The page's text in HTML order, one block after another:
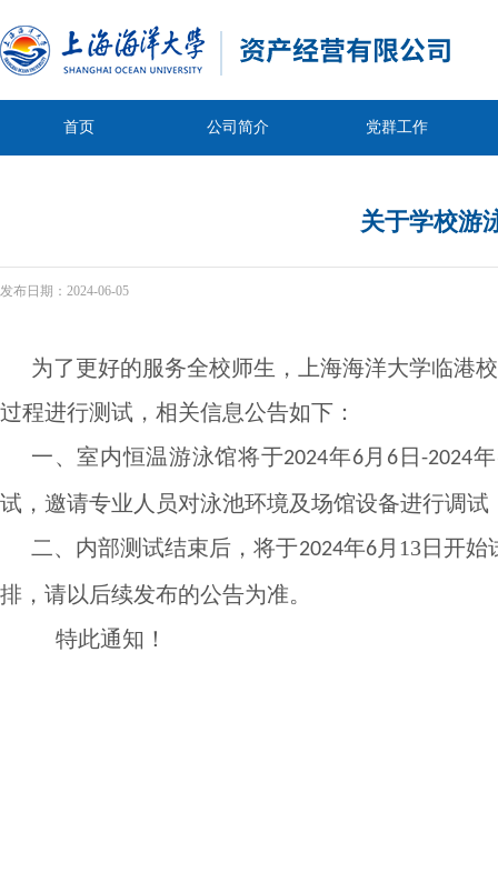
首页 公司简介 党群工作
关于学校游
发布日期： 2024-06-05
为了更好的服务全校师生，上海海洋大学临港
过程进行测试，相关信息公告如下：
一、室内恒温游泳馆将于2024年6月 6 日-2024年
试，邀请专业人员对泳池环境及场馆设备进行调
二、 内部测试结束后，将于2024年6月13日开始
排，请以后续发布的公告为准。
特此通知！